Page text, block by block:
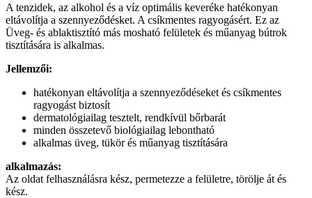
A tenzidek, az alkohol és a víz optimális keveréke hatékonyan
eltávolítja a szennyeződésket. A csíkmentes ragyogásért. Ez az
Üveg- és ablaktisztító más mosható felületek és műanyag bútrok
tisztítására is alkalmas.
Jellemzői:
hatékonyan eltávolítja a szennyeződéseket és csíkmentes
ragyogást biztosít
dermatológiailag tesztelt, rendkívül bőrbarát
minden összetevő biológiailag lebontható
alkalmas üveg, tükör és műanyag tisztítására
alkalmazás:
Az oldat felhasználásra kész, permetezze a felületre, törölje át és
kész.